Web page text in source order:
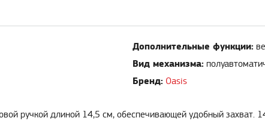
Дополнительные функции:
Вид механизма:
Бренд: Oasis
ручкой длиной 14,5 см, обеспечивающей удобный захват.